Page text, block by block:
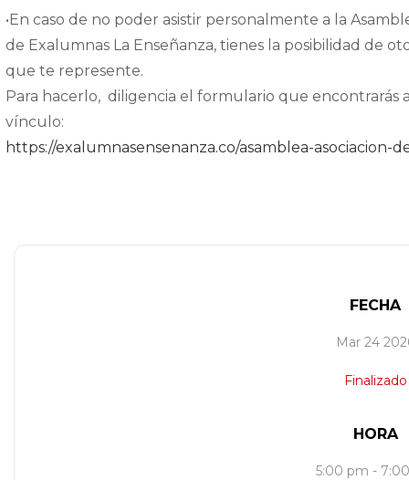
•⁠En caso de no poder asistir personalmente a la
de Exalumnas La Enseñanza, tienes la posibilidad de
que te represente.
Para hacerlo, diligencia el formulario que encontrarás
vínculo:
https://exalumnasensenanza.co/asamblea-asociacion-
FECHA
Mar 24
Finalizado
HORA
5:00 pm -